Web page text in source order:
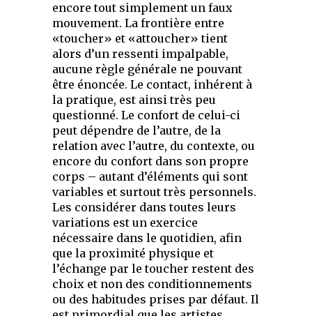
encore tout simplement un faux
mouvement. La frontière entre
«toucher» et «attoucher» tient
alors d’un ressenti impalpable,
aucune règle générale ne pouvant
être énoncée. Le contact, inhérent à
la pratique, est ainsi très peu
questionné. Le confort de celui-ci
peut dépendre de l’autre, de la
relation avec l’autre, du contexte, ou
encore du confort dans son propre
corps – autant d’éléments qui sont
variables et surtout très personnels.
Les considérer dans toutes leurs
variations est un exercice
nécessaire dans le quotidien, afin
que la proximité physique et
l’échange par le toucher restent des
choix et non des conditionnements
ou des habitudes prises par défaut. Il